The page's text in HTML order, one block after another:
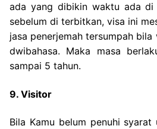
ada yang dibikin waktu ada di
sebelum di terbitkan, visa ini
jasa penerjemah tersumpah
dwibahasa. Maka masa
sampai 5 tahun.
9. Visitor
Bila Kamu belum penuhi